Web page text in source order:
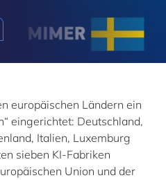
europäischen Ländern ein
eingerichtet: Deutschland,
Italien, Luxemburg
sieben KI-Fabriken
Union und der